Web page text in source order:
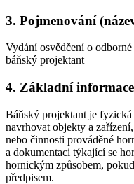
3. Pojmenování
Vydání osvědčení o
báňský projektant
4. Základní
Báňský projektant je
navrhovat objekty a
nebo činnosti prováděné
a dokumentaci týkající se
hornickým způsobem,
předpisem.